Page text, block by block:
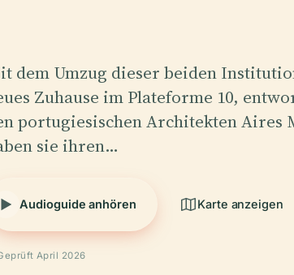
dem Umzug dieser beiden
Zuhause im Plateforme 10,
portugiesischen Architekten Aires
sie ihren…
Audioguide anhören Karte anzeigen
April 2026